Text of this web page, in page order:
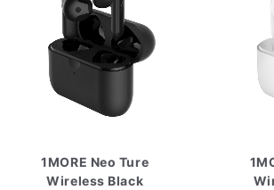
1MORE Neo Ture
Wireless Black